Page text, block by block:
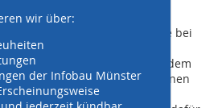
rote Faden, dass man nie bei
jede Reparatur, jede
systemweite Änderung auf dem
Verständnis früherer Iterationen
den besten und
wir über:
der Infobau Münster